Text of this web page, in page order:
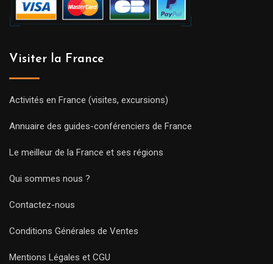
Visiter la France
Activités en France (visites, excursions)
Annuaire des guides-conférenciers de France
Le meilleur de la France et ses régions
Qui sommes nous ?
Contactez-nous
Conditions Générales de Ventes
Mentions Légales et CGU